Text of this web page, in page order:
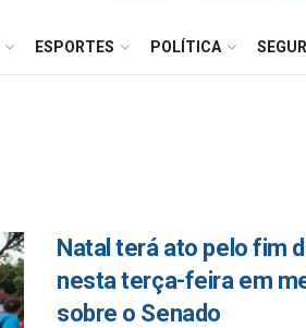
ESPORTES POLÍTICA
Natal terá ato pelo fim
nesta terça-feira em
sobre o Senado